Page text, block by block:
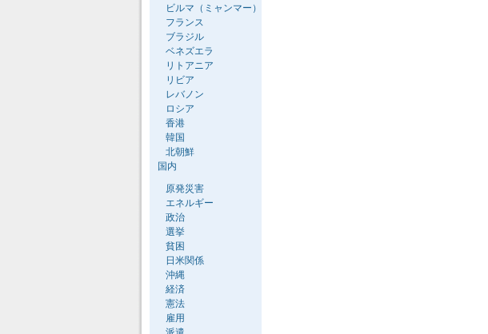
ビルマ（ミャンマー）
フランス
ブラジル
ベネズエラ
リトアニア
リビア
レバノン
ロシア
香港
韓国
北朝鮮
国内
原発災害
エネルギー
政治
選挙
貧困
日米関係
沖縄
経済
憲法
雇用